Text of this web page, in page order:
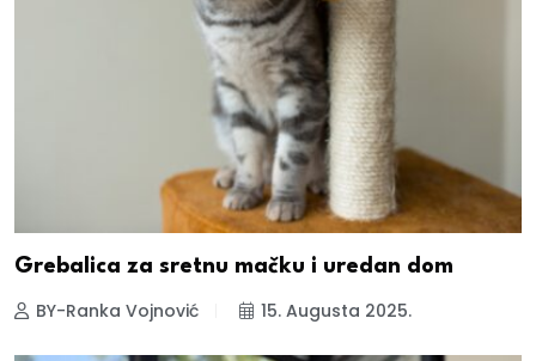
Grebalica za sretnu mačku i uredan dom
BY-Ranka Vojnović 15. Augusta 2025.